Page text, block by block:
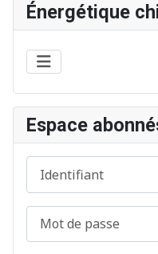
Énergétique
Espace
Identifiant
Mot de passe